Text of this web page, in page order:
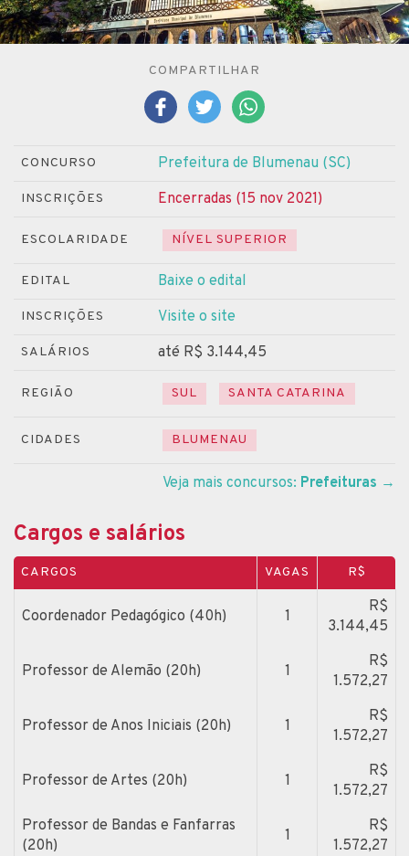
COMPARTILHAR
CONCURSO Prefeitura de Blumenau (SC)
INSCRIÇÕES Encerradas (15 nov 2021)
ESCOLARIDADE NÍVEL SUPERIOR
EDITAL Baixe o edital
INSCRIÇÕES Visite o site
SALÁRIOS até R$ 3.144,45
REGIÃO SUL SANTA CATARINA
CIDADES BLUMENAU
Veja mais concursos: Prefeituras →
Cargos e salários
CARGOS VAGAS R$
Coordenador Pedagógico (40h) 1
R$
3.144,45
Professor de Alemão (20h) 1
R$
1.572,27
Professor de Anos Iniciais (20h) 1
R$
1.572,27
Professor de Artes (20h) 1
R$
1.572,27
Professor de Bandas e Fanfarras
(20h)
1
R$
1.572,27